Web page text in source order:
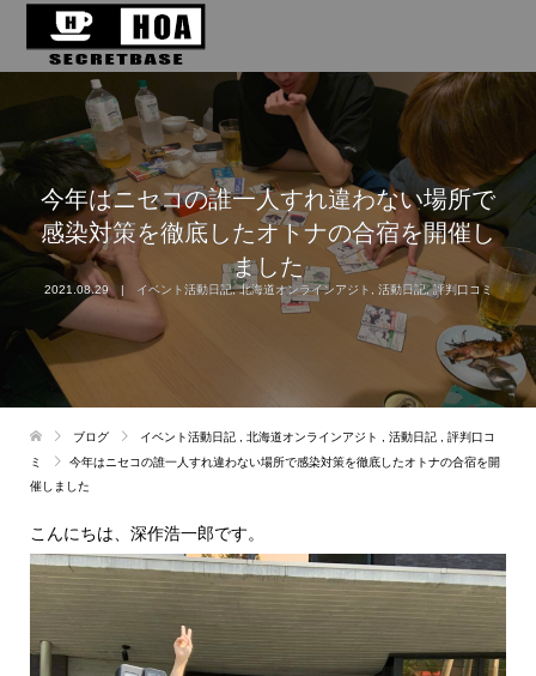
今年はニセコの誰一人すれ違わない場所で
感染対策を徹底したオトナの合宿を開催し
ました
2021.08.29 イベント活動日記,北海道オンラインアジト 活動日記,評判口コミ
ブログ イベント活動日記 北海道オンラインアジト 活動日記
評判口コ
ミ
今年はニセコの誰一人すれ違わない場所で感染対策を徹底したオトナの合宿を開
催しました
こんにちは、深作浩一郎です。